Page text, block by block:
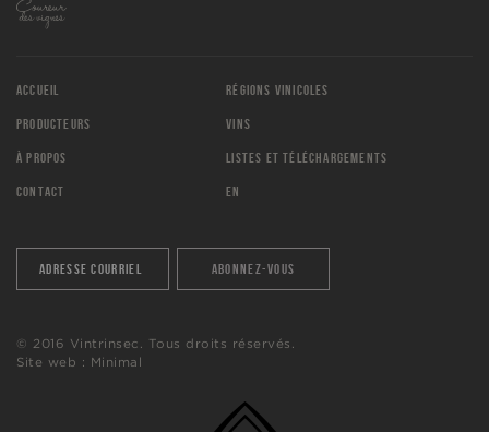
ACCUEIL RÉGIONS VINICOLES
PRODUCTEURS VINS
À PROPOS LISTES ET TÉLÉCHARGEMENTS
CONTACT EN
© 2016 Vintrinsec. Tous droits réservés.
Site web : Minimal